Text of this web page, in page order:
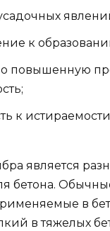
к
повышенную
к
является
бетона.
в
в тяжелых